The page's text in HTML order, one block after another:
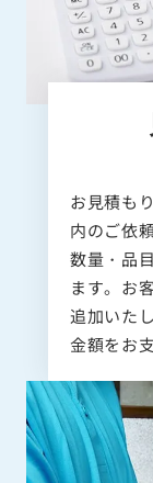
お見積も
内のご依
数量・品
ます。お
追加いた
金額をお